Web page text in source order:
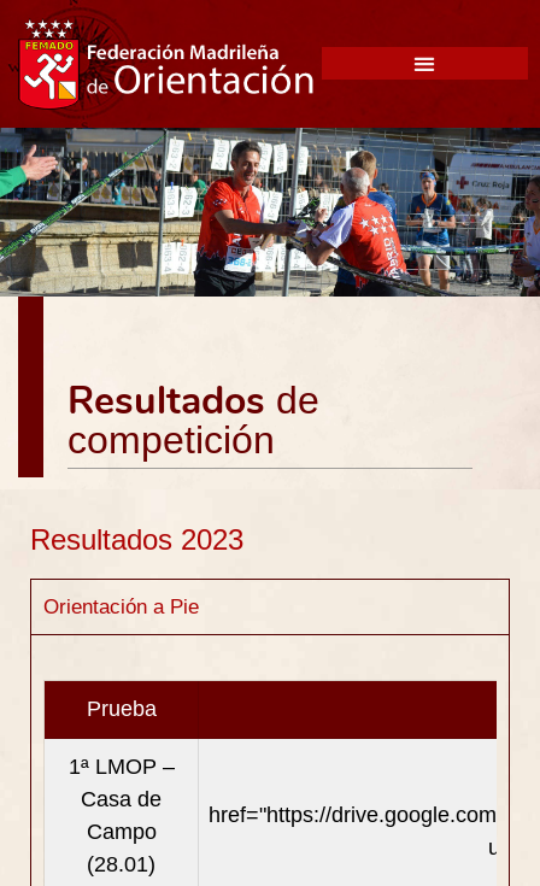
Resultados de
competición
Resultados 2023
Orientación a Pie
Prueba
1ª LMOP –
Casa de
Campo
(28.01)
href="https://drive.google.com/